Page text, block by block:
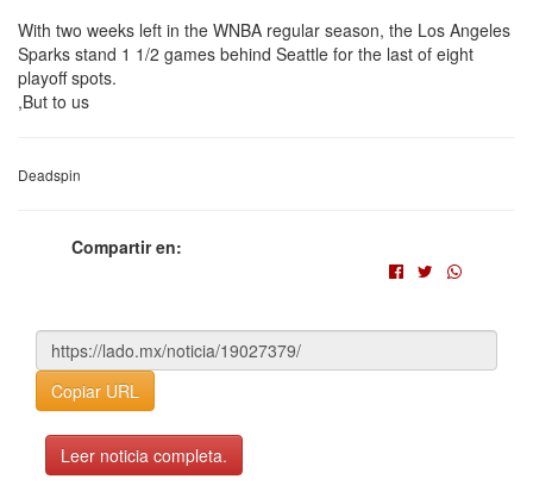
With two weeks left in the WNBA regular season, the Los Angeles
Sparks stand 1 1/2 games behind Seattle for the last of eight
playoff spots.
,But to us
Deadspin
Compartir en:
Copiar URL
Leer noticia completa.